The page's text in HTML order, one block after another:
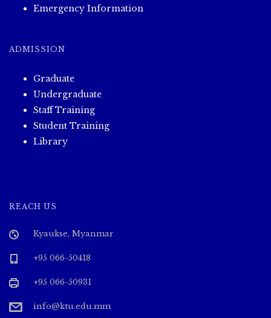
Emergency Information
ADMISSION
Graduate
Undergraduate
Staff Training
Student Training
Library
REACH US
Kyaukse, Myanmar
+95 066-50418
+95 066-50931
info@ktu.edu.mm